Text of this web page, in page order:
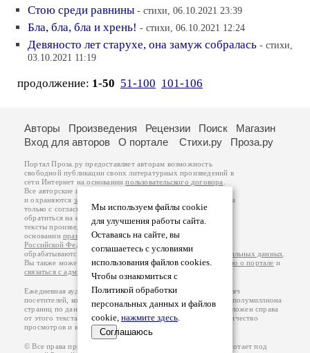
Стою среди равнины - стихи, 06.10.2021 23:39
Бла, бла, бла и хрень! - стихи, 06.10.2021 12:24
Девяносто лет старухе, она замуж собралась - стихи,
03.10.2021 11:19
продолжение: 1-50 51-100 101-106
Мы используем файлы cookie
для улучшения работы сайта.
Оставаясь на сайте, вы
соглашаетесь с условиями
использования файлов cookies.
Чтобы ознакомиться с
Политикой обработки
персональных данных и файлов
cookie, нажмите здесь.
Соглашаюсь
Авторы Произведения Рецензии Поиск
Магазин
Вход для авторов
О портале Стихи.ру Проза.ру
Портал Проза.ру предоставляет авторам возможность
свободной публикации своих литературных произведений в
сети Интернет на основаниипользовательского договора
Все авторские права на произведения принадлежат авторам
и охраняются законом
. Перепечатка произведений возможна
только с согласия его автора, к которому вы можете
обратиться на его авторской странице. Ответственность за
тексты произведений авторы несут самостоятельно на
основанииправил публикацииизаконодательства
Российской Федерации
обрабатываются на основанииПолитики обработки персональных данных
Вы также можете посмотреть более подробнуюинформацию о портале и
связаться с администрацией
Ежедневная аудитория портала Проза.ру – порядка 100 тысяч
посетителей, которые в общей сумме просматривают более полумиллиона
страниц по данным счетчика посещаемости, который расположен справа
от этого текста. В каждой графе указано по две цифры: количество
просмотров и количество посетителей.
© Все права принадлежат авторам, 2000-2026. Портал работает под